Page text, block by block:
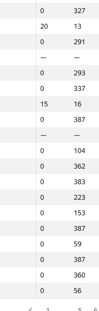
0
327
20
13
0
291
—
—
0
293
0
337
15
16
0
387
—
—
0
104
0
362
0
383
0
223
0
153
0
387
0
59
0
387
0
360
0 56
0
327
20
13
0
291
—
—
0
293
0
337
15
16
0
387
—
—
0
104
0
362
0
383
0
223
0
153
0
387
0
59
0
387
0
360
0 56